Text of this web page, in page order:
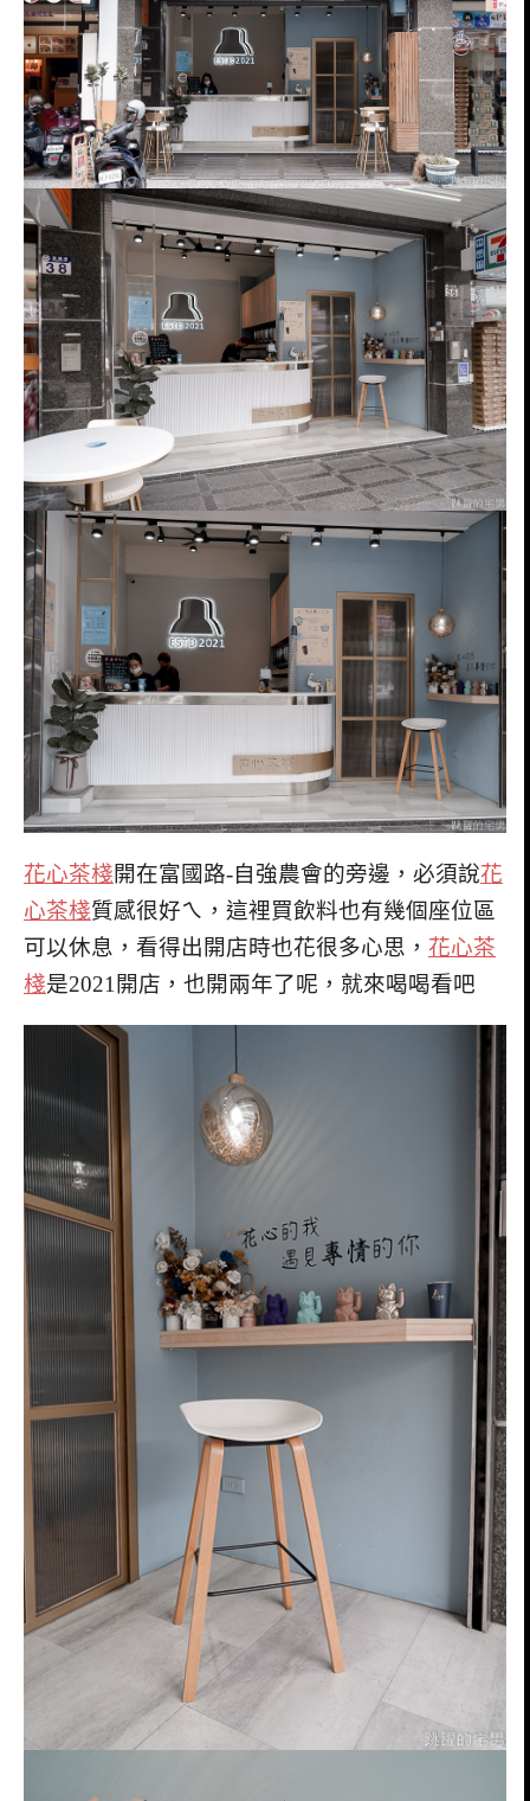
花心茶棧開在富國路-自強農會的旁邊，必須說花
心茶棧質感很好ㄟ，這裡買飲料也有幾個座位區
可以休息，看得出開店時也花很多心思， 花心茶
棧是2021開店，也開兩年了呢，就來喝喝看吧